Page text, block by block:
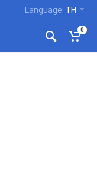
Language: TH
0